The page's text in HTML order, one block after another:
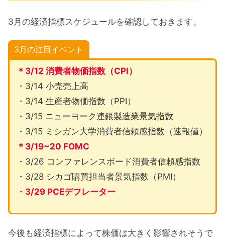
3月の経済指標スケジュールを確認しておきます。
3月の注目イベント
＊3/12 消費者物価指数（CPI）
・3/14 小売売上高
・3/14 生産者物価指数（PPI）
・3/15 ニューヨーク連銀製造業景気指数
・3/15 ミシガン大学消費者信頼感指数（速報値）
＊3/19~20 FOMC
・3/26 コンファレンスボード消費者信頼感指数
・3/28 シカゴ購買担当者景気指数（PMI）
・3/29 PCEデフレーター
今後も経済指標によって株価は大きく影響されそうで